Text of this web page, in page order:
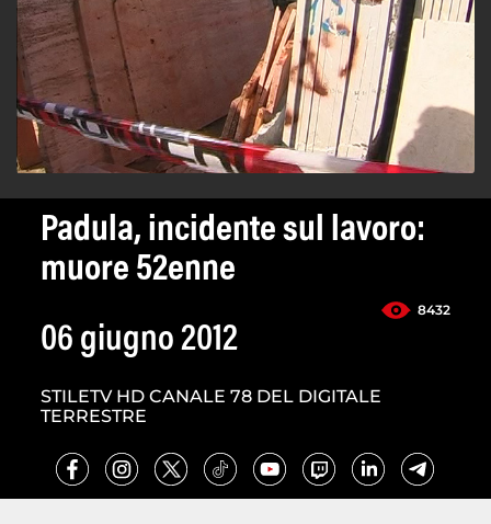
Padula, incidente sul lavoro:
muore 52enne
8432
06 giugno 2012
STILETV HD CANALE 78 DEL DIGITALE
TERRESTRE